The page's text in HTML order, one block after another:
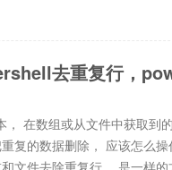
去重复行，
在数组或从文件中获取到
复的数据删除， 应该怎么
文件去除重复行， 是一样